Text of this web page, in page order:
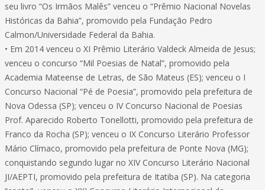
seu livro “Os Irmãos Malês” venceu o “Prêmio Nacional Novelas
Históricas da Bahia”, promovido pela Fundação Pedro
Calmon/Universidade Federal da Bahia.
• Em 2014 venceu o XI Prêmio Literário Valdeck Almeida de Jesus;
venceu o concurso “Mil Poesias de Natal”, promovido pela
Academia Mateense de Letras, de São Mateus (ES); venceu o I
Concurso Nacional “Pé de Poesia”, promovido pela prefeitura de
Nova Odessa (SP); venceu o IV Concurso Nacional de Poesias
Prof. Aparecido Roberto Tonellotti, promovido pela prefeitura de
Franco da Rocha (SP); venceu o IX Concurso Literário Professor
Mário Clímaco, promovido pela prefeitura de Ponte Nova (MG);
conquistando segundo lugar no XIV Concurso Literário Nacional
JI/AEPTI, promovido pela prefeitura de Itatiba (SP). Na categoria